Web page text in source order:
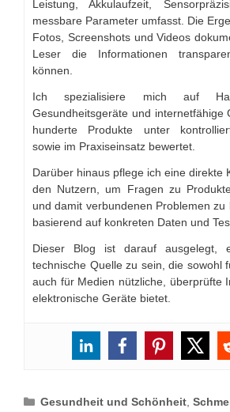
Leistung, Akkulaufzeit,
messbare Parameter umfasst. Die
Fotos, Screenshots und Videos
Leser die Informationen
können.
Ich spezialisiere mich auf
Gesundheitsgeräte und internetfähige
hunderte Produkte unter
sowie im Praxiseinsatz bewertet.
Darüber hinaus pflege ich eine direkte
den Nutzern, um Fragen zu
und damit verbundenen Problemen zu
basierend auf konkreten Daten und
Dieser Blog ist darauf ausgelegt,
technische Quelle zu sein, die sowohl
auch für Medien nützliche, überprüfte
elektronische Geräte bietet.
Categories
Gesundheit und Schönheit ,